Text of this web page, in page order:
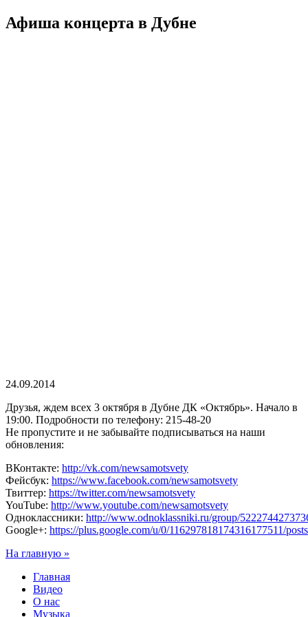
Афиша концерта в Дубне
24.09.2014
Друзья, ждем всех 3 октября в Дубне ДК «Октябрь». Начало в
19:00. Подробности по телефону: 215-48-20
Не пропустите и не забывайте подписываться на наши
обновления:
ВКонтакте: http://vk.com/newsamotsvety
Фейсбук: https://www.facebook.com/newsamotsvety
Твиттер: https://twitter.com/newsamotsvety
YouTube: http://www.youtube.com/newsamotsvety
Одноклассники: http://www.odnoklassniki.ru/group/
Google+: https://plus.google.com/u/0/116297818174316177511/posts
На главную »
Главная
Видео
О нас
Музыка